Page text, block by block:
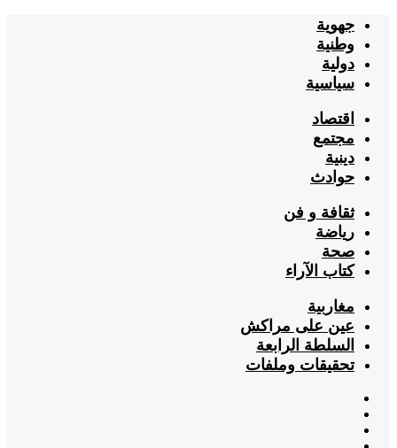
جهوية
وطنية
دولية
سياسية
اقتصاد
مجتمع
دينية
حوادث
ثقافة و فن
رياضة
صحة
كتاب الآراء
مغاربية
عين على مراكش
السلطة الرابعة
تحقيقات وملفات